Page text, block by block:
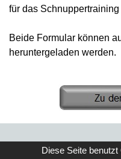
für das
Beide Formular können
heruntergeladen werden.
Am 09.08.26
Diese Seite